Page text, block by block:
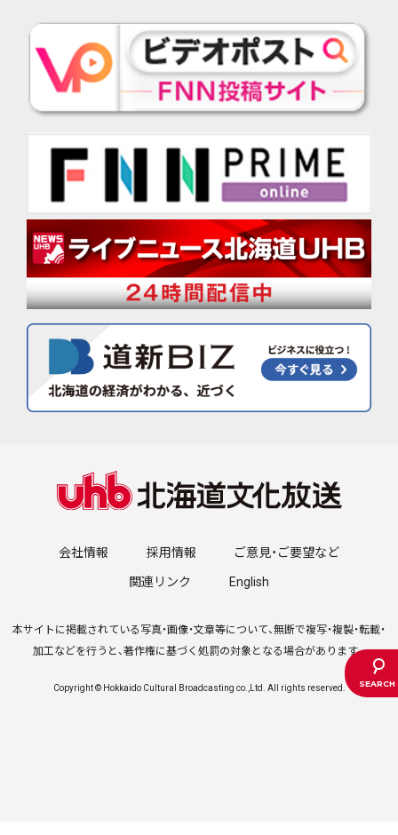
会社情報 採用情報 ご意見・ご要望など
関連リンク English
本サイトに掲載されている写真・画像・文章等について、無断で複写・複製・転載・
加工などを行うと、著作権に基づく処罰の対象となる場合があります。
Copyright © Hokkaido Cultural Broadcasting co.,Ltd. All rights reserved.